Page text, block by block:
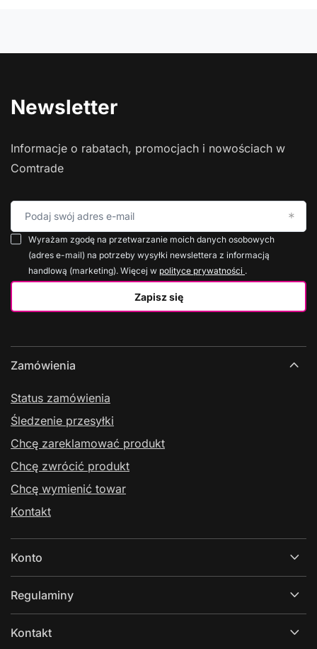
Newsletter
Informacje o rabatach, promocjach i nowościach w
Comtrade
Podaj swój adres e-mail
Zapisz się
Wyrażam zgodę na przetwarzanie moich danych osobowych
(adres e-mail) na potrzeby wysyłki newslettera z informacją
handlową (marketing). Więcej w polityce prywatności .
Zamówienia
Status zamówienia
Śledzenie przesyłki
Chcę zareklamować produkt
Chcę zwrócić produkt
Chcę wymienić towar
Kontakt
Konto
Regulaminy
Kontakt